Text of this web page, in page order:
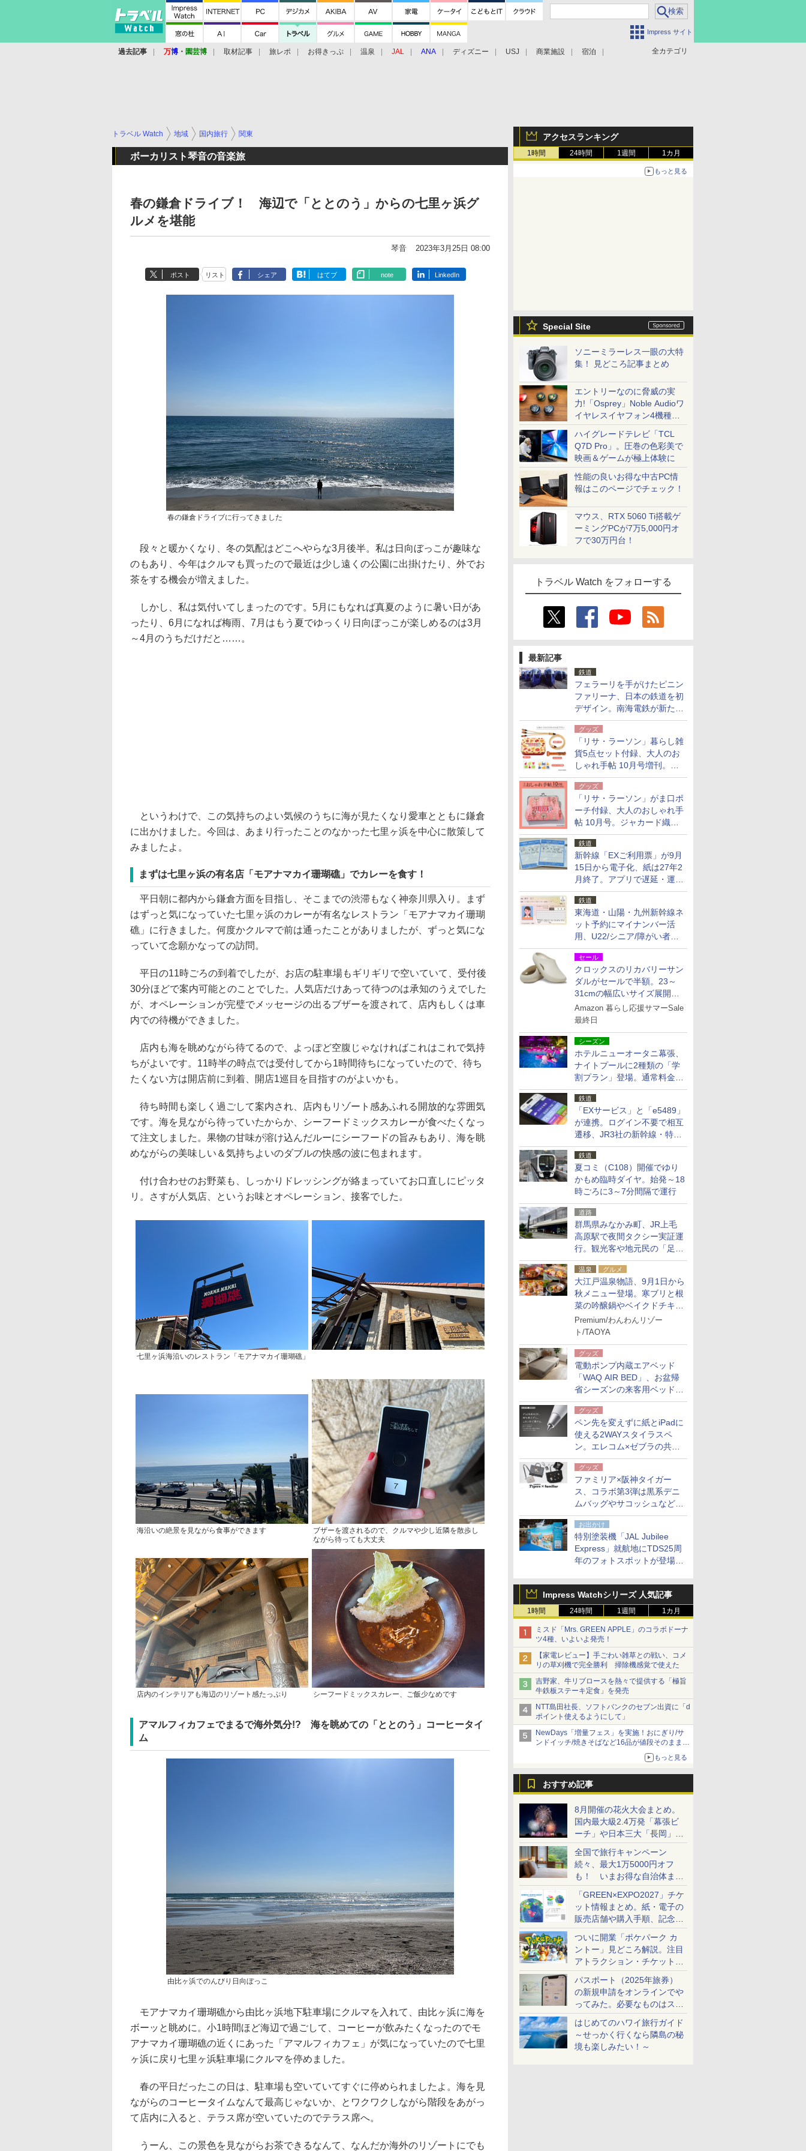
Impress サイト
全カテゴリ
過去記事 万博 ・ 園芸博 取材記事 旅レポ お得きっぷ 温泉 JAL ANA ディズニー USJ 商業施設 宿泊
アクセスランキング
1時間 24時間 1週間 1カ月
もっと見る
Special Site
ソニーミラーレス一眼の大特
集！ 見どころ記事まとめ
エントリーなのに脅威の実
力!「Osprey」Noble Audioワ
イヤレスイヤフォン4機種を
一気に聴く
ハイグレードテレビ「TCL
Q7D Pro」。圧巻の色彩美で
映画＆ゲームが極上体験に
性能の良いお得な中古PC情
報はこのページでチェック！
マウス、RTX 5060 Ti搭載ゲ
ーミングPCが7万5,000円オ
フで30万円台！
トラベル Watch をフォローする
最新記事
鉄道
フェラーリを手がけたピニン
ファリーナ、日本の鉄道を初
デザイン。南海電鉄が新たな
「空港特急」をなにわ筋線へ
導入
グッズ
「リサ・ラーソン」暮らし雑
貨5点セット付録、大人のお
しゃれ手帖 10月号増刊。
USBケーブルや缶ケースなど
グッズ
「リサ・ラーソン」がま口ポ
ーチ付録、大人のおしゃれ手
帖 10月号。ジャカード織の
北欧猫デザイン
鉄道
新幹線「EXご利用票」が9月
15日から電子化、紙は27年2
月終了。アプリで遅延・運休
も確認可能に
鉄道
東海道・山陽・九州新幹線ネ
ット予約にマイナンバー活
用、U22/シニア/障がい者割
を9月15日から発売
セール
クロックスのリカバリーサン
ダルがセールで半額。23～
31cmの幅広いサイズ展開、
独自のクッション素材を採用
Amazon 暮らし応援サマーSale
最終日
シーズン
ホテルニューオータニ幕張、
ナイトプールに2種類の「学
割プラン」登場。通常料金の
およそ半額でお得に夜活
鉄道
「EXサービス」と「e5489」
が連携。ログイン不要で相互
遷移、JR3社の新幹線・特急
予約をアプリで一括確認
鉄道
夏コミ（C108）開催でゆり
かもめ臨時ダイヤ。始発～18
時ごろに3～7分間隔で運行
道路
群馬県みなかみ町、JR上毛
高原駅で夜間タクシー実証運
行。観光客や地元民の「足が
ない」課題解消へ、木金土に
2台体制
温泉 グルメ
大江戸温泉物語、9月1日から
秋メニュー登場。寒ブリと根
菜の吟醸鍋やベイクドチキ
ン、ショコラ＆栗スイーツも
食べ放題に
Premium/わんわんリゾー
ト/TAOYA
グッズ
電動ポンプ内蔵エアベッド
「WAQ AIR BED」、お盆帰
省シーズンの来客用ベッドに
も。使用後は収納バッグでコ
ンパクトに保管
グッズ
ペン先を変えずに紙とiPadに
使える2WAYスタイラスペ
ン。エレコム×ゼブラの共同
開発
グッズ
ファミリア×阪神タイガー
ス、コラボ第3弾は黒系デニ
ムバッグやサコッシュなど6
点。8月21日オンラインスト
アで発売
お出かけ
特別塗装機「JAL Jubilee
Express」就航地にTDS25周
年のフォトスポットが登場。
Impress Watchシリーズ 人気記事
1時間 24時間 1週間 1カ月
ミスド「Mrs. GREEN APPLE」のコラボドーナ
ツ4種、いよいよ発売！
【家電レビュー】手ごわい雑草との戦い、コメ
リの草刈機で完全勝利 掃除機感覚で使えた
吉野家、牛リブロースを熱々で提供する「極旨
牛鉄板ステーキ定食」を発売
NTT島田社長、ソフトバンクのセブン出資に「d
ポイント使えるようにして」
NewDays「増量フェス」を実施！おにぎり/サ
ンドイッチ/焼きそばなど16品が値段そのままで
もっと見る
おすすめ記事
8月開催の花火大会まとめ。
国内最大級2.4万発「幕張ビ
ーチ」や日本三大「長岡」な
ど大型イベント目白押し！
全国で旅行キャンペーン
続々、最大1万5000円オフ
も！ いまお得な自治体まと
め
「GREEN×EXPO2027」チケ
ット情報まとめ。紙・電子の
販売店舗や購入手順、記念チ
ケットも解説
ついに開業「ポケパーク カ
ントー」見どころ解説。注目
アトラクション・チケット手
配・来場前に必要な準備は？
パスポート（2025年旅券）
の新規申請をオンラインでや
ってみた。必要なものはスマ
ホとマイナカードのみ
はじめてのハワイ旅行ガイド
～せっかく行くなら隣島の秘
境も楽しみたい！～
トラベル Watch 地域 国内旅行 関東
ボーカリスト琴音の音楽旅
春の鎌倉ドライブ！ 海辺で「ととのう」からの七里ヶ浜グ
ルメを堪能
琴音 2023年3月25日 08:00
ポスト リスト シェア はてブ note LinkedIn
春の鎌倉ドライブに行ってきました
段々と暖かくなり、冬の気配はどこへやらな3月後半。私は日向ぼっこが趣味な
のもあり、今年はクルマも買ったので最近は少し遠くの公園に出掛けたり、外でお
茶をする機会が増えました。
しかし、私は気付いてしまったのです。5月にもなれば真夏のように暑い日があ
ったり、6月になれば梅雨、7月はもう夏でゆっくり日向ぼっこが楽しめるのは3月
～4月のうちだけだと……。
というわけで、この気持ちのよい気候のうちに海が見たくなり愛車とともに鎌倉
に出かけました。今回は、あまり行ったことのなかった七里ヶ浜を中心に散策して
みましたよ。
まずは七里ヶ浜の有名店「モアナマカイ珊瑚礁」でカレーを食す！
平日朝に都内から鎌倉方面を目指し、そこまでの渋滞もなく神奈川県入り。まず
はずっと気になっていた七里ヶ浜のカレーが有名なレストラン「モアナマカイ珊瑚
礁」に行きました。何度かクルマで前は通ったことがありましたが、ずっと気にな
っていて念願かなっての訪問。
平日の11時ごろの到着でしたが、お店の駐車場もギリギリで空いていて、受付後
30分ほどで案内可能とのことでした。人気店だけあって待つのは承知のうえでした
が、オペレーションが完璧でメッセージの出るブザーを渡されて、店内もしくは車
内での待機ができました。
店内も海を眺めながら待てるので、よっぽど空腹じゃなければこれはこれで気持
ちがよいです。11時半の時点では受付してから1時間待ちになっていたので、待ち
たくない方は開店前に到着、開店1巡目を目指すのがよいかも。
待ち時間も楽しく過ごして案内され、店内もリゾート感あふれる開放的な雰囲気
です。海を見ながら待っていたからか、シーフードミックスカレーが食べたくなっ
て注文しました。果物の甘味が溶け込んだルーにシーフードの旨みもあり、海を眺
めながらの美味しい＆気持ちよいのダブルの快感の波に包まれます。
付け合わせのお野菜も、しっかりドレッシングが絡まっていてお口直しにピッタ
リ。さすが人気店、というお味とオペレーション、接客でした。
七里ヶ浜海沿いのレストラン「モアナマカイ珊瑚礁」
海沿いの絶景を見ながら食事ができます
ブザーを渡されるので、クルマや少し近隣を散歩し
ながら待っても大丈夫
店内のインテリアも海辺のリゾート感たっぷり シーフードミックスカレー、ご飯少なめです
アマルフィカフェでまるで海外気分!? 海を眺めての「ととのう」コーヒータイ
ム
由比ヶ浜でのんびり日向ぼっこ
モアナマカイ珊瑚礁から由比ヶ浜地下駐車場にクルマを入れて、由比ヶ浜に海を
ボーッと眺めに。小1時間ほど海辺で過ごして、コーヒーが飲みたくなったのでモ
アナマカイ珊瑚礁の近くにあった「アマルフィカフェ」が気になっていたので七里
ヶ浜に戻り七里ヶ浜駐車場にクルマを停めました。
春の平日だったこの日は、駐車場も空いていてすぐに停められましたよ。海を見
ながらのコーヒータイムなんて最高じゃないか、とワクワクしながら階段をあがっ
て店内に入ると、テラス席が空いていたのでテラス席へ。
うーん、この景色を見ながらお茶できるなんて、なんだか海外のリゾートにでも